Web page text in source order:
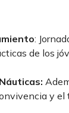
:
de los
y el